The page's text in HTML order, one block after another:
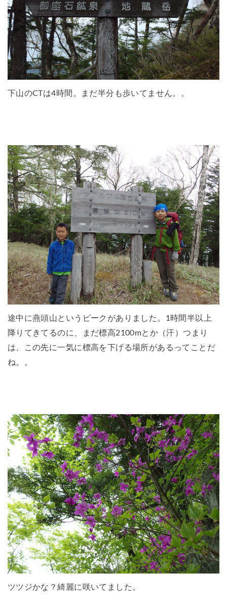
下山のCTは4時間。まだ半分も歩いてません。。
途中に燕頭山というピークがありました。1時間半以上
降りてきてるのに、まだ標高2100mとか（汗）つまり
は、この先に一気に標高を下げる場所があるってことだ
ね。。
ツツジかな？綺麗に咲いてました。